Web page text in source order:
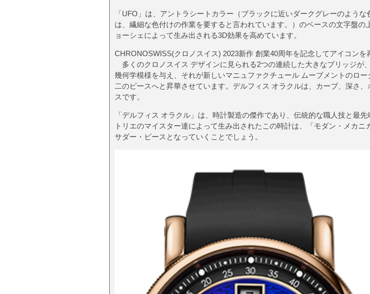
「UFO」は、アントラシートカラー（ブラックに近いダークグレーのよう
は、繊細な色付けの作業を要すると言われています。）のベースの文字盤
ョーシェによって生み出される3D効果を高めています。
CHRONOSWISS(クロノスイス) 2023新作 創業40周年を記念してアイコンを
多くのクロノスイス デザインに見られる2つの連続した大きなブリッジが
幾何学模様を与え、それが新しいマニュファクチュール ムーブメントのロ
二のピースへと昇華させています。デルフィス オラクルは、カーブ、深さ
スです。
「デルフィス オラクル」は、時計製造の傑作であり、伝統的な職人技と最
トリエのマイスター達によって生み出されたこの時計は、「モダン・メカ
サダー・ピースとなっていくことでしょう。